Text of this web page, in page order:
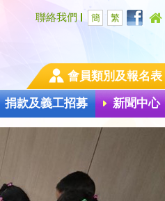
聯絡我們 簡 繁
會員類別及報名表
捐款及義工招募 新聞中心